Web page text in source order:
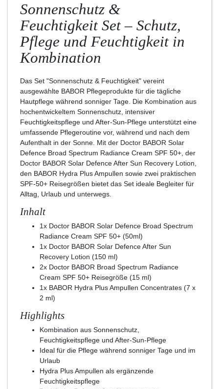
Sonnenschutz &
Feuchtigkeit Set – Schutz,
Pflege und Feuchtigkeit in
Kombination
Das Set "Sonnenschutz & Feuchtigkeit" vereint
ausgewählte BABOR Pflegeprodukte für die tägliche
Hautpflege während sonniger Tage. Die Kombination aus
hochentwickeltem Sonnenschutz, intensiver
Feuchtigkeitspflege und After-Sun-Pflege unterstützt eine
umfassende Pflegeroutine vor, während und nach dem
Aufenthalt in der Sonne. Mit der Doctor BABOR Solar
Defence Broad Spectrum Radiance Cream SPF 50+, der
Doctor BABOR Solar Defence After Sun Recovery Lotion,
den BABOR Hydra Plus Ampullen sowie zwei praktischen
SPF-50+ Reisegrößen bietet das Set ideale Begleiter für
Alltag, Urlaub und unterwegs.
Inhalt
1x Doctor BABOR Solar Defence Broad Spectrum
Radiance Cream SPF 50+ (50ml)
1x Doctor BABOR Solar Defence After Sun
Recovery Lotion (150 ml)
2x Doctor BABOR Broad Spectrum Radiance
Cream SPF 50+ Reisegröße (15 ml)
1x BABOR Hydra Plus Ampullen Concentrates (7 x
2 ml)
Highlights
Kombination aus Sonnenschutz,
Feuchtigkeitspflege und After-Sun-Pflege
Ideal für die Pflege während sonniger Tage und im
Urlaub
Hydra Plus Ampullen als ergänzende
Feuchtigkeitspflege